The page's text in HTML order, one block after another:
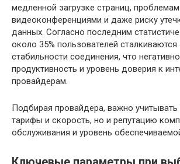
медленной загрузке страниц,
видеоконференциями и даже риску
данных. Согласно последним
около 35% пользователей
стабильности соединения, что
продуктивность и уровень доверия к
провайдерам.
Подбирая провайдера, важно учитывать
тарифы и скорость, но и репутацию
обслуживания и уровень